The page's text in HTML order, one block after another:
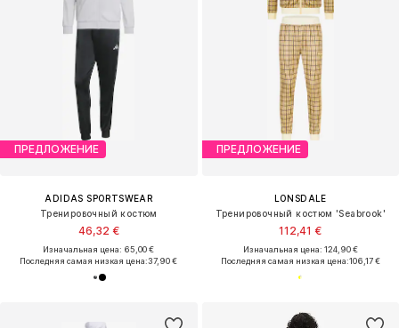
ПРЕДЛОЖЕНИЕ
ADIDAS SPORTSWEAR
Тренировочный костюм
46,32 €
Изначальная цена: 65,00 €
Последняя самая низкая цена:37,90 €
ПРЕДЛОЖЕНИЕ
LONSDALE
Тренировочный костюм 'Seabrook'
112,41 €
Изначальная цена: 124,90 €
Последняя самая низкая цена:106,17 €